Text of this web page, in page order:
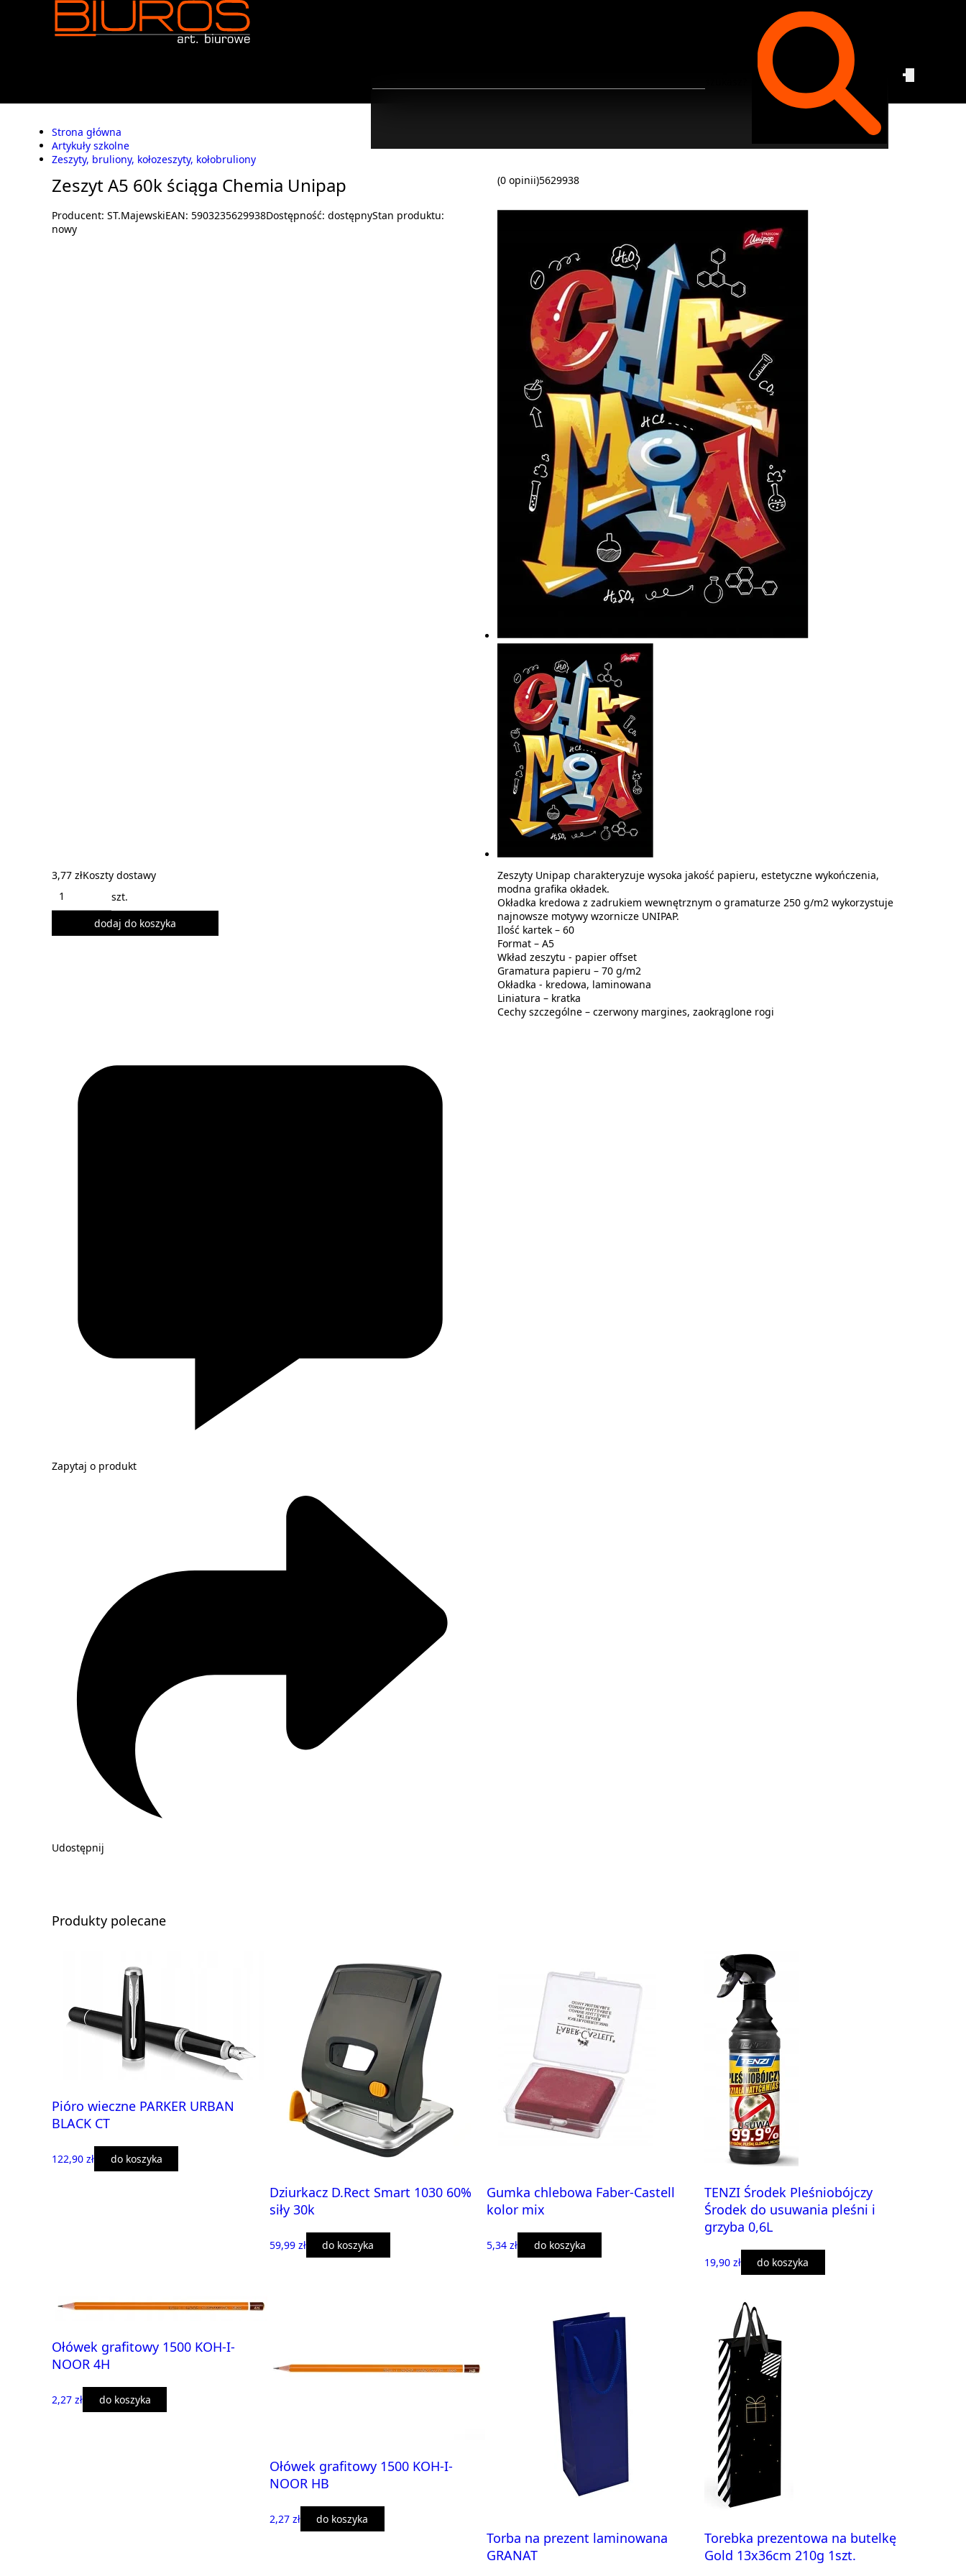
Strona główna
Artykuły szkolne
Zeszyty, bruliony, kołozeszyty, kołobruliony
Zeszyt A5 60k ściąga Chemia Unipap (0 opinii)5629938
Producent: ST.MajewskiEAN: 5903235629938Dostępność: dostępnyStan produktu:
nowy
3,77 złKoszty dostawy
szt.
dodaj do koszyka
Zeszyty Unipap charakteryzuje wysoka jakość papieru, estetyczne wykończenia,
modna grafika okładek.
Okładka kredowa z zadrukiem wewnętrznym o gramaturze 250 g/m2 wykorzystuje
najnowsze motywy wzornicze UNIPAP.
Ilość kartek – 60
Format – A5
Wkład zeszytu - papier offset
Gramatura papieru – 70 g/m2
Okładka - kredowa, laminowana
Liniatura – kratka
Cechy szczególne – czerwony margines, zaokrąglone rogi
Zapytaj o produkt
Udostępnij
Produkty polecane
Pióro wieczne PARKER URBAN
BLACK CT
122,90 zł do koszyka
Dziurkacz D.Rect Smart 1030 60%
siły 30k
59,99 zł do koszyka
Gumka chlebowa Faber-Castell
kolor mix
5,34 zł do koszyka
TENZI Środek Pleśniobójczy
Środek do usuwania pleśni i
grzyba 0,6L
19,90 zł do koszyka
Ołówek grafitowy 1500 KOH-I-
NOOR 4H
2,27 zł do koszyka
Ołówek grafitowy 1500 KOH-I-
NOOR HB
2,27 zł do koszyka
Torba na prezent laminowana
GRANAT
Torebka prezentowa na butelkę
Gold 13x36cm 210g 1szt.